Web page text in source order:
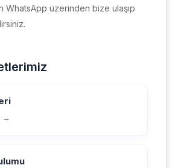
WhatsApp üzerinden bize ulaşıp
→